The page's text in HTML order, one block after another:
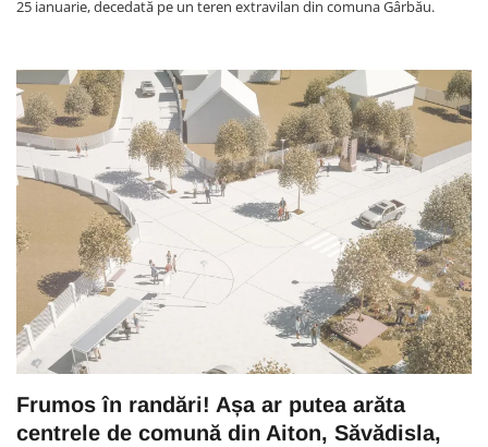
25 ianuarie, decedată pe un teren extravilan din comuna Gârbău.
Frumos în randări! Așa ar putea arăta
centrele de comună din Aiton, Săvădisla,